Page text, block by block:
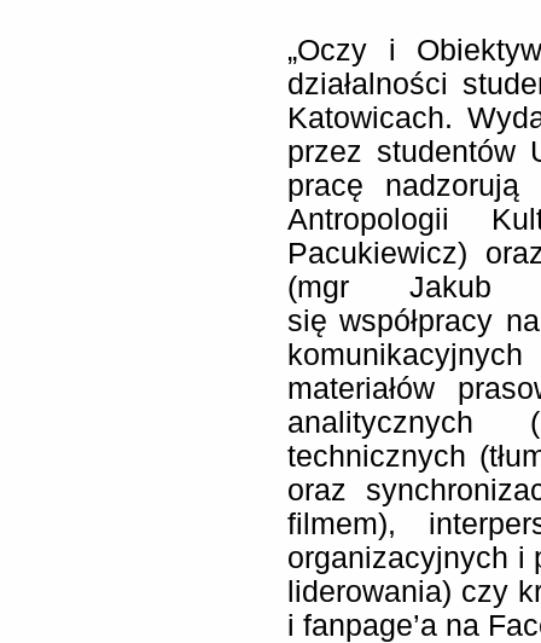
„Oczy i
działalności
Katowicach.
przez studentów
pracę nadzorują
Antropologii
Pacukiewicz)
(mgr Jakub
się współpracy
materiałów
analitycznych
technicznych
oraz
filmem),
organizacyjnych i
liderowania) czy
i fanpage’a na